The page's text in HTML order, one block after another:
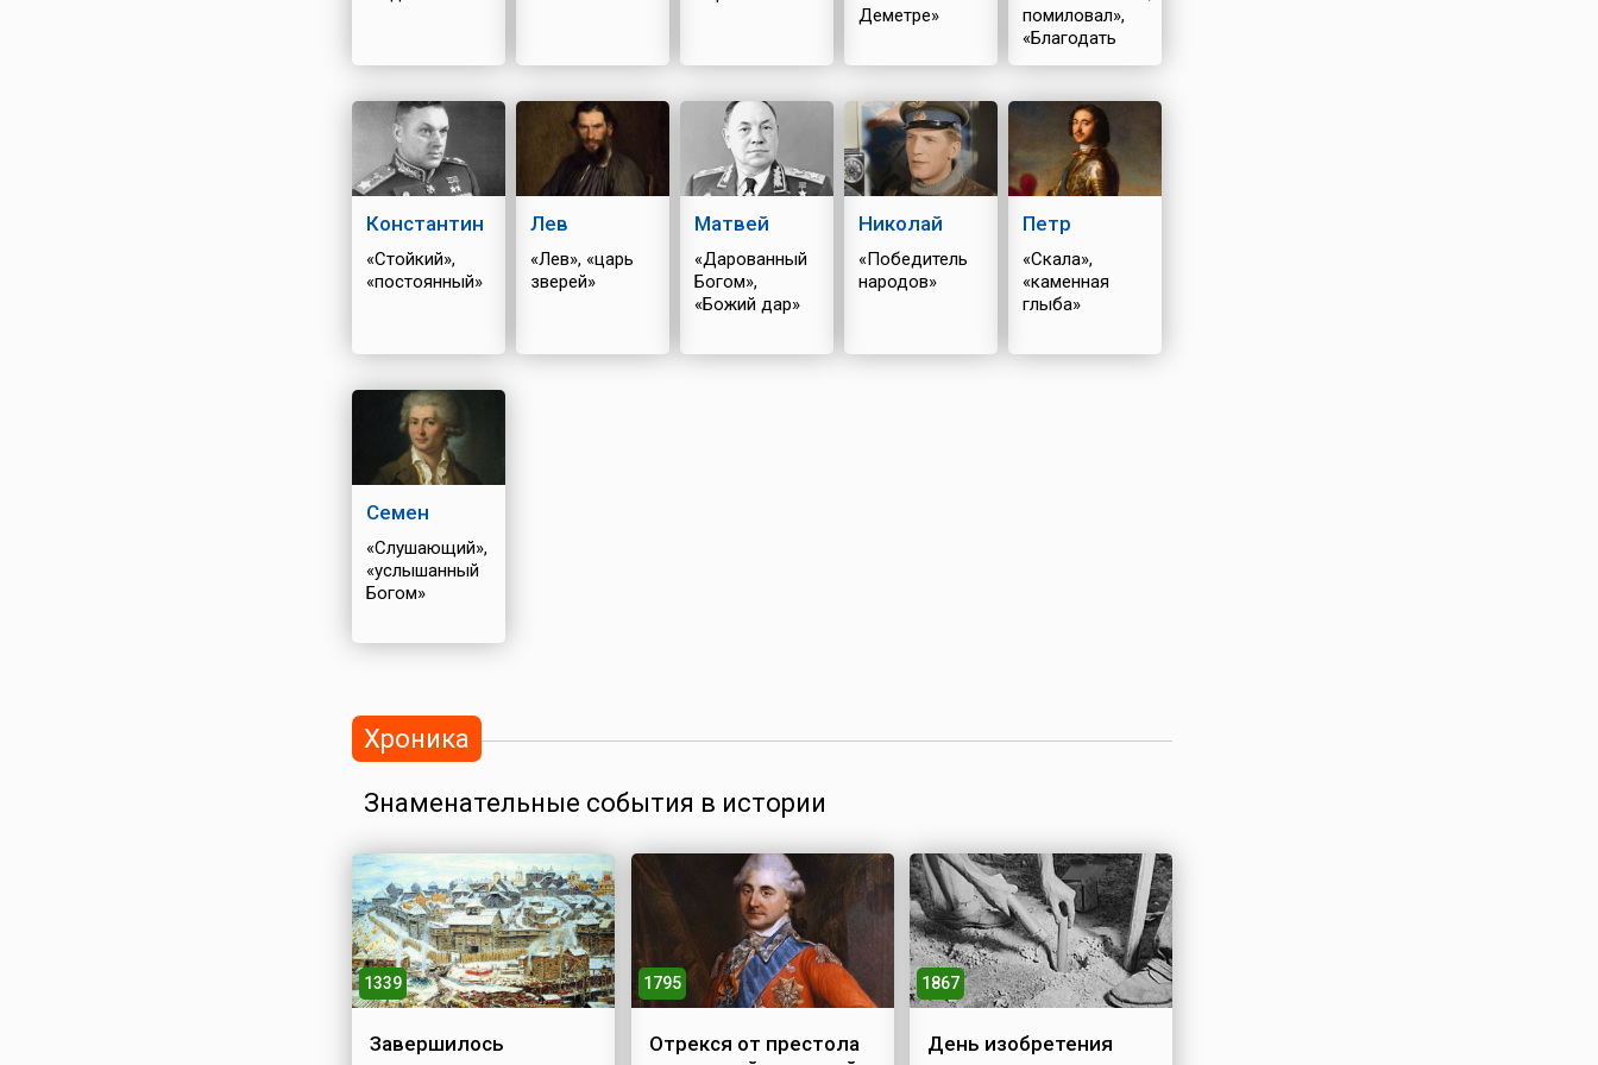
Деметре»
помиловал»,
«Благодать
Божия»
Константин
«Стойкий»,
«постоянный»
Лев
«Лев», «царь
зверей»
Матвей
«Дарованный
Богом»,
«Божий дар»
Николай
«Победитель
народов»
Петр
«Скала»,
«каменная
глыба»
Семен
«Слушающий»,
«услышанный
Богом»
Хроника
Знаменательные события в истории
1339
Завершилось
1795
Отрекся от престола
1867
День изобретения